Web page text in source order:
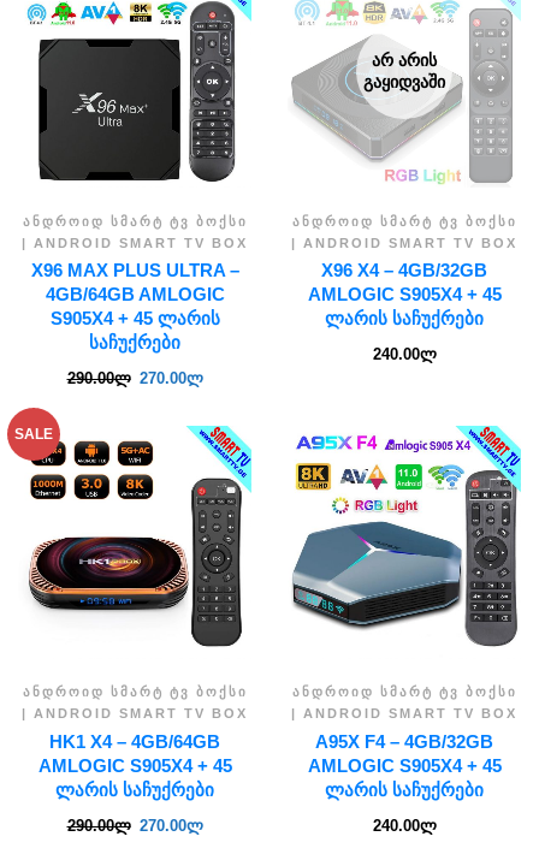
ᲐᲜᲓᲠᲝᲘᲓ ᲡᲛᲐᲠᲢ ᲢᲕ ᲑᲝᲥᲡᲘ
| ANDROID SMART TV BOX
X96 MAX PLUS ULTRA –
4GB/64GB AMLOGIC
S905X4 + 45 ᲚᲐᲠᲘᲡ
ᲡᲐᲩᲣᲥᲠᲔᲑᲘ
290.00ლ 270.00ლ
ᲐᲠ ᲐᲠᲘᲡ
ᲒᲐᲧᲘᲓᲕᲐᲨᲘ
ᲐᲜᲓᲠᲝᲘᲓ ᲡᲛᲐᲠᲢ ᲢᲕ ᲑᲝᲥᲡᲘ
| ANDROID SMART TV BOX
X96 X4 – 4GB/32GB
AMLOGIC S905X4 + 45
ᲚᲐᲠᲘᲡ ᲡᲐᲩᲣᲥᲠᲔᲑᲘ
240.00ლ
SALE
ᲐᲜᲓᲠᲝᲘᲓ ᲡᲛᲐᲠᲢ ᲢᲕ ᲑᲝᲥᲡᲘ
| ANDROID SMART TV BOX
HK1 X4 – 4GB/64GB
AMLOGIC S905X4 + 45
ᲚᲐᲠᲘᲡ ᲡᲐᲩᲣᲥᲠᲔᲑᲘ
290.00ლ 270.00ლ
ᲐᲜᲓᲠᲝᲘᲓ ᲡᲛᲐᲠᲢ ᲢᲕ ᲑᲝᲥᲡᲘ
| ANDROID SMART TV BOX
A95X F4 – 4GB/32GB
AMLOGIC S905X4 + 45
ᲚᲐᲠᲘᲡ ᲡᲐᲩᲣᲥᲠᲔᲑᲘ
240.00ლ